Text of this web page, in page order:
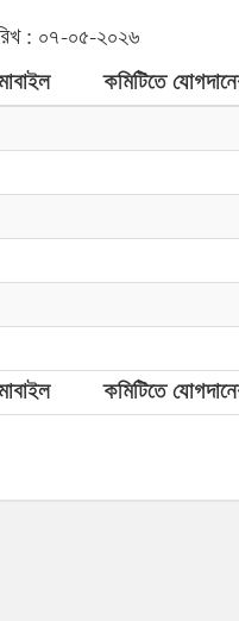
: ০৭-০৫-২০২৬
কমিটিতে
কমিটিতে